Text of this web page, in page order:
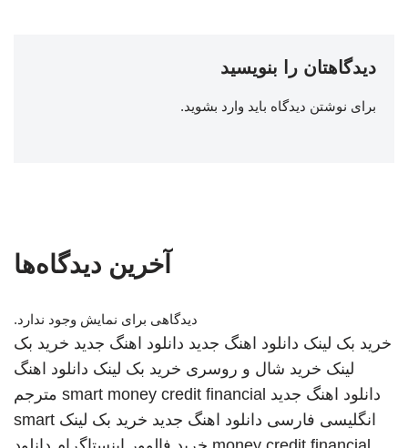
دیدگاهتان را بنویسید
برای نوشتن دیدگاه باید وارد بشوید.
آخرین دیدگاه‌ها
دیدگاهی برای نمایش وجود ندارد.
خرید بک لینک دانلود اهنگ جدید دانلود اهنگ جدید خرید بک
لینک خرید شال و روسری خرید بک لینک دانلود اهنگ
دانلود اهنگ جدید smart money credit financial مترجم
انگلیسی فارسی دانلود اهنگ جدید خرید بک لینک smart